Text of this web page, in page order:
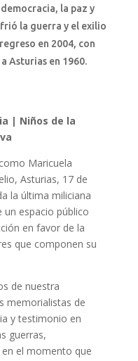
la paz y
la guerra y el exilio
en 2004, con
Asturias en 1960.
| Niños de la
Maricuela
Asturias, 17 de
la última miliciana
un espacio público
en favor de la
que componen su
de nuestra
memorialistas de
y testimonio en
guerras,
el momento que